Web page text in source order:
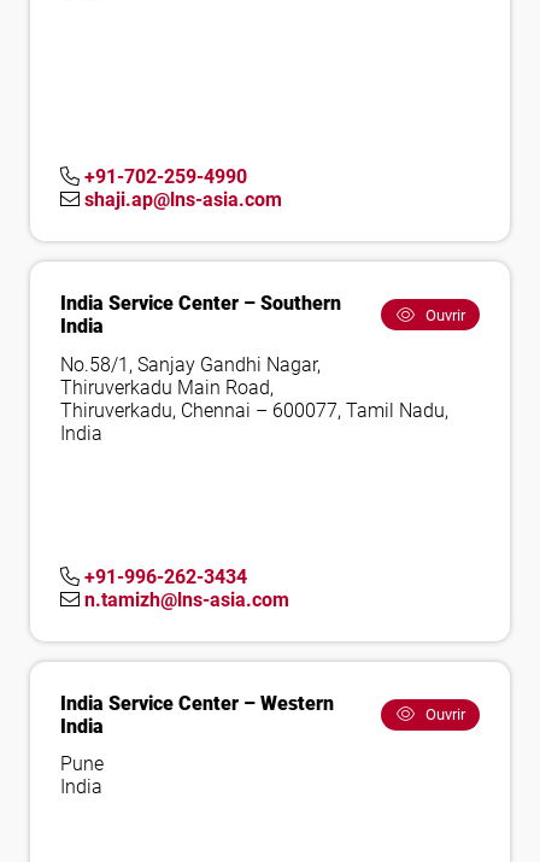
+91-702-259-4990
shaji.ap@lns-asia.com
India Service Center – Southern
India
Ouvrir
No.58/1, Sanjay Gandhi Nagar,
Thiruverkadu Main Road,
Thiruverkadu, Chennai – 600077, Tamil Nadu,
India
+91-996-262-3434
n.tamizh@lns-asia.com
India Service Center – Western
India
Ouvrir
Pune
India